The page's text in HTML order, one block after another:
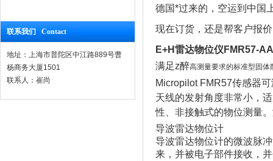
联系我们 Contact
地址：上海市普陀区中江路889号曹
杨商务大厦1501
联系人：崔尚
德国*过来的，空运到中国
现在订货，还是帮客户报价
E+H雷达物位仪FMR57-
满足z醉高测量要求的标准型固体
Micropilot FMR57传感器
天线的发射角度非常小，
性、非接触式的物位测量
​导波雷达物位计
导波雷达物位计的微波脉
来，并被电子部件接收，